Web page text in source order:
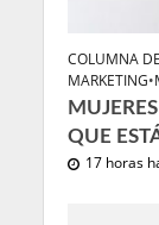
COLUMNA
MARKETING•
QUE
17 horas